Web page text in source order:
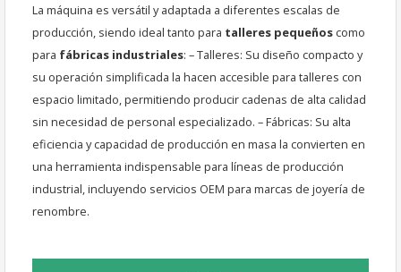
La máquina es versátil y adaptada a diferentes escalas de
producción, siendo ideal tanto para talleres pequeños como
para fábricas industriales: – Talleres: Su diseño compacto y
su operación simplificada la hacen accesible para talleres con
espacio limitado, permitiendo producir cadenas de alta calidad
sin necesidad de personal especializado. – Fábricas: Su alta
eficiencia y capacidad de producción en masa la convierten en
una herramienta indispensable para líneas de producción
industrial, incluyendo servicios OEM para marcas de joyería de
renombre.